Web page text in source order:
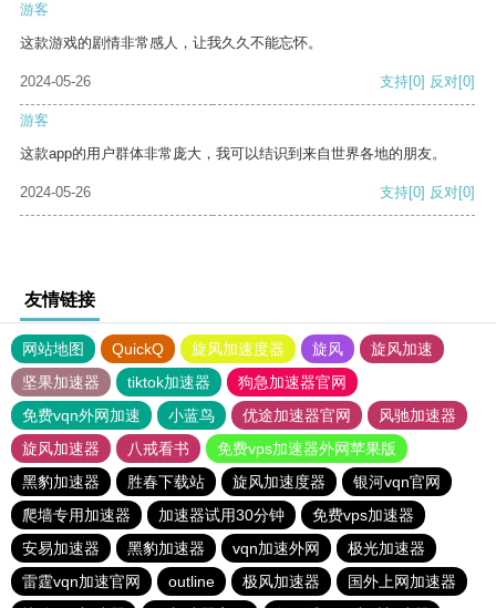
游客
这款游戏的剧情非常感人，让我久久不能忘怀。
2024-05-26 支持[0] 反对[0]
游客
这款app的用户群体非常庞大，我可以结识到来自世界各地的朋友。
2024-05-26 支持[0] 反对[0]
友情链接
网站地图 QuickQ 旋风加速度器 旋风
旋风加速
坚果加速器
tiktok加速器
狗急加速器官网
免费vqn外网加速
小蓝鸟 优途加速器官网
风驰加速器
旋风加速器
八戒看书
免费vps加速器外网苹果版
黑豹加速器
胜春下载站 旋风加速度器
银河vqn官网
爬墙专用加速器
加速器试用30分钟
免费vps加速器
安易加速器
黑豹加速器 vqn加速外网
极光加速器
雷霆vqn加速官网
outline 极风加速器
国外上网加速器